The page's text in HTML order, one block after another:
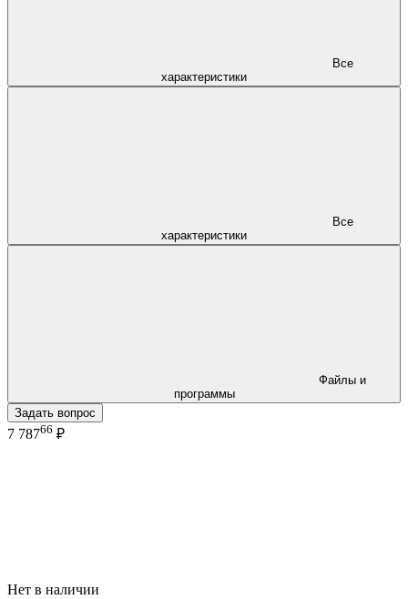
характеристики
характеристики
программы
Задать вопрос
7 78766 ₽
Нет в наличии